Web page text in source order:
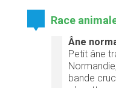
Race
Âne
Petit âne
bande